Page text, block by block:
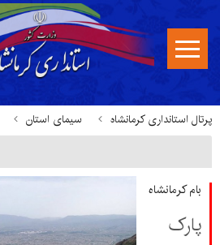
پرتال استانداری کرمانشاه سیمای استان
بام کرمانشاه
پارک